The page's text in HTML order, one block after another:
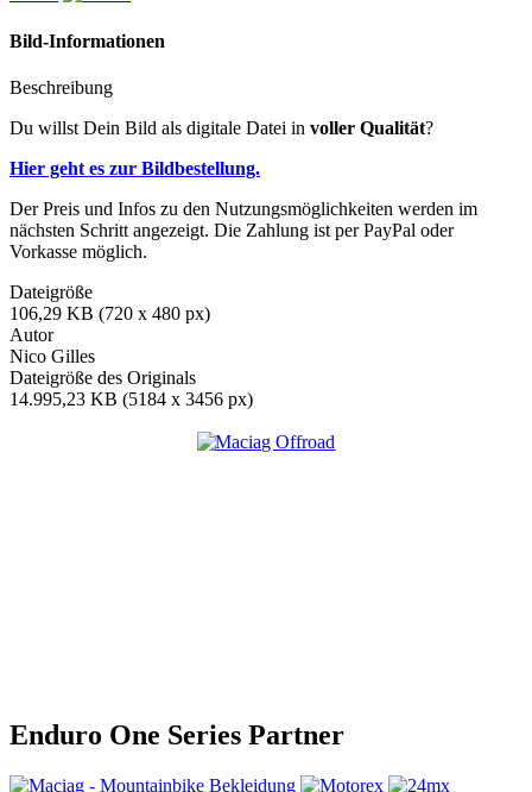
Bild-Informationen
Beschreibung
Du willst Dein Bild als digitale Datei in voller Qualität?
Hier geht es zur Bildbestellung.
Der Preis und Infos zu den Nutzungsmöglichkeiten werden im
nächsten Schritt angezeigt. Die Zahlung ist per PayPal oder
Vorkasse möglich.
Dateigröße
106,29 KB (720 x 480 px)
Autor
Nico Gilles
Dateigröße des Originals
14.995,23 KB (5184 x 3456 px)
Enduro One Series Partner